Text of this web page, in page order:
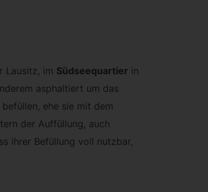
Lausitz, im Südseequartier in
asphaltiert um das
ehe sie mit dem
der Auffüllung, auch
ihrer Befüllung voll nutzbar,